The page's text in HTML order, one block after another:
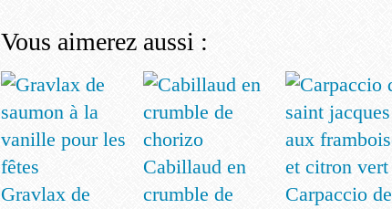
Vous aimerez aussi :
Gravlax de
Cabillaud en
crumble de
Carpaccio de